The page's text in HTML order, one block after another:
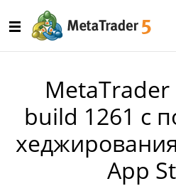
MetaTrader
build 1261 с
App